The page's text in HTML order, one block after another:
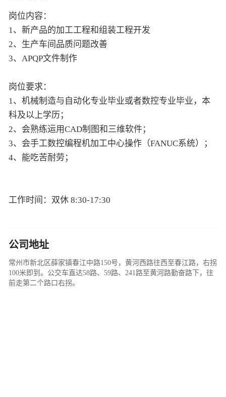
岗位内容：
1、新产品的加工工程和组装工程开发
2、生产车间品质问题改善
3、APQP文件制作
岗位要求：
1、机械制造与自动化专业毕业或者数控专业毕业，本
科及以上学历；
2、会熟练运用CAD制图和三维软件；
3、会手工数控编程机加工中心操作（FANUC系统）；
4、能吃苦耐劳；
工作时间：双休 8:30-17:30
公司地址
常州市新北区薛家镇春江中路150号，黄河西路往西至春江路，右拐
100米即到。公交车直达58路、59路、241路至黄河路勤奋路下，往
前走第二个路口右拐。